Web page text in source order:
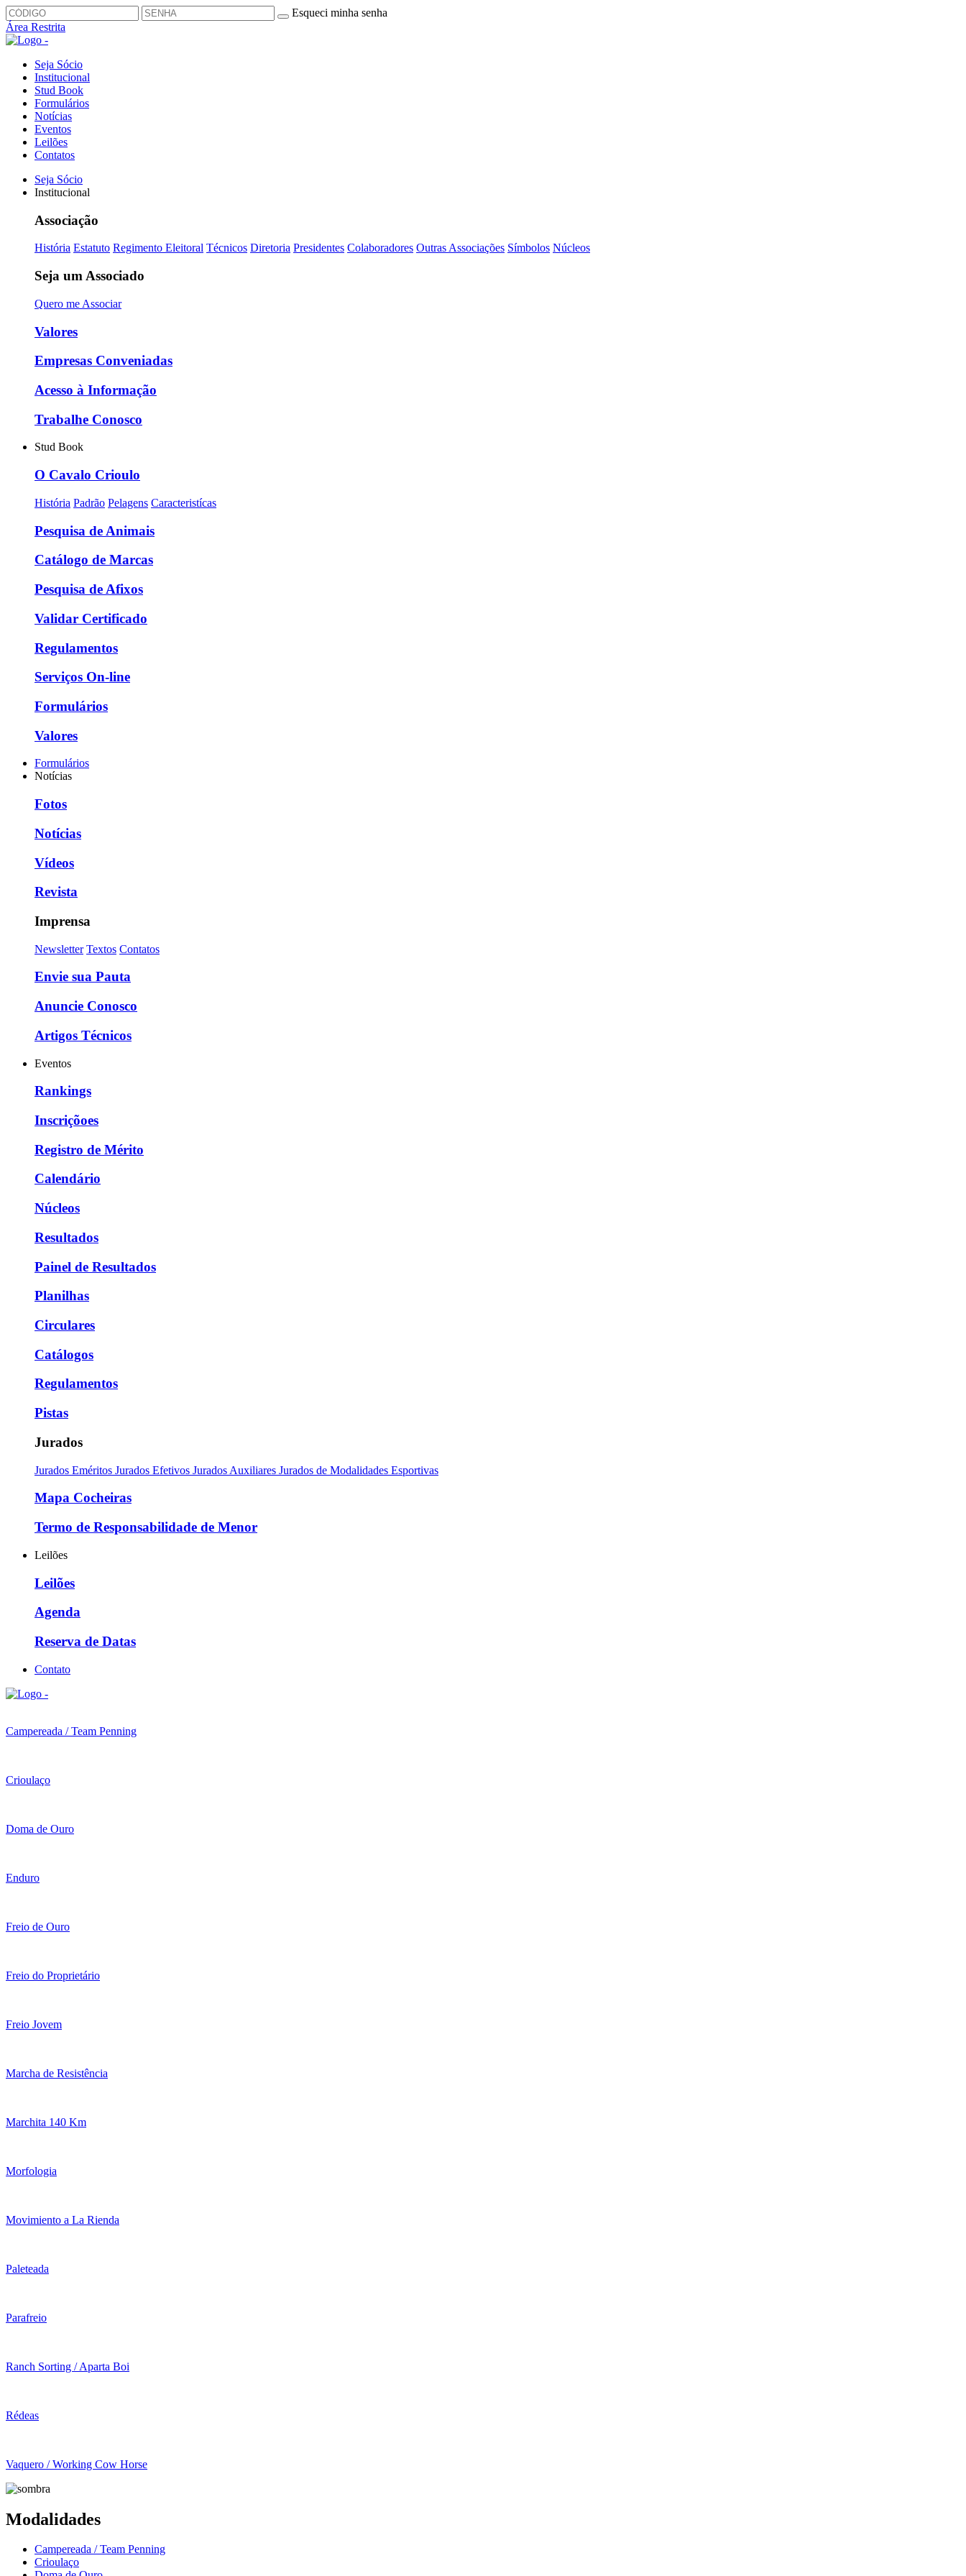
Esqueci minha senha
Área Restrita
Seja Sócio
Institucional
Stud Book
Formulários
Notícias
Eventos
Leilões
Contatos
Seja Sócio
Institucional
Associação
História Estatuto Regimento Eleitoral Técnicos Diretoria Presidentes Colaboradores Outras Associações Símbolos Núcleos
Seja um Associado
Quero me Associar
Valores
Empresas Conveniadas
Acesso à Informação
Trabalhe Conosco
Stud Book
O Cavalo Crioulo
História Padrão Pelagens Caracteristícas
Pesquisa de Animais
Catálogo de Marcas
Pesquisa de Afixos
Validar Certificado
Regulamentos
Serviços On-line
Formulários
Valores
Formulários
Notícias
Fotos
Notícias
Vídeos
Revista
Imprensa
Newsletter Textos Contatos
Envie sua Pauta
Anuncie Conosco
Artigos Técnicos
Eventos
Rankings
Inscriçõoes
Registro de Mérito
Calendário
Núcleos
Resultados
Painel de Resultados
Planilhas
Circulares
Catálogos
Regulamentos
Pistas
Jurados
Jurados Eméritos Jurados Efetivos Jurados Auxiliares Jurados de Modalidades Esportivas
Mapa Cocheiras
Termo de Responsabilidade de Menor
Leilões
Leilões
Agenda
Reserva de Datas
Contato
Campereada / Team Penning
Crioulaço
Doma de Ouro
Enduro
Freio de Ouro
Freio do Proprietário
Freio Jovem
Marcha de Resistência
Marchita 140 Km
Morfologia
Movimiento a La Rienda
Paleteada
Parafreio
Ranch Sorting / Aparta Boi
Rédeas
Vaquero / Working Cow Horse
Modalidades
Campereada / Team Penning
Crioulaço